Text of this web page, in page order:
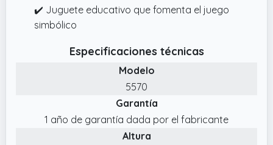
✔️ Juguete educativo que fomenta el juego
simbólico
Especificaciones técnicas
Modelo
5570
Garantía
1 año de garantía dada por el fabricante
Altura